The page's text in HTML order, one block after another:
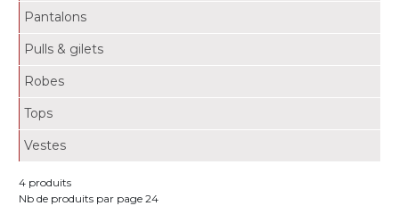
Pantalons
Pulls & gilets
Robes
Tops
Vestes
4 produits
Nb de produits par page 24